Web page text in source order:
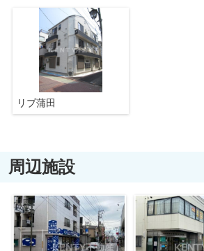
リブ蒲田
周辺施設